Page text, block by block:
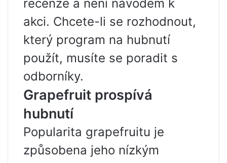
recenze a není návodem k
akci. Chcete-li se rozhodnout,
který program na hubnutí
použít, musíte se poradit s
odborníky.
Grapefruit prospívá
hubnutí
Popularita grapefruitu je
způsobena jeho nízkým